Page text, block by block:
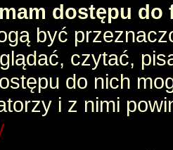
dostępu do
być
czytać,
do nich
i z nimi